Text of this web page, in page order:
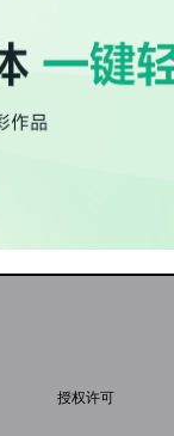
授权许可